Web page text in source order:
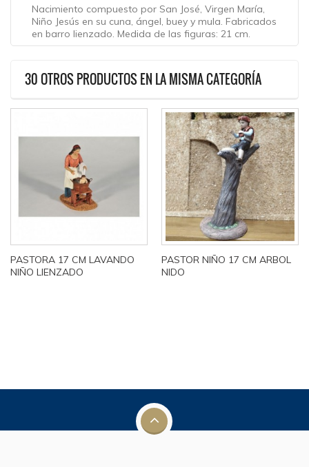
Nacimiento compuesto por San José, Virgen María,
Niño Jesús en su cuna, ángel, buey y mula. Fabricados
en barro lienzado. Medida de las figuras: 21 cm.
30 OTROS PRODUCTOS EN LA MISMA CATEGORÍA
PASTORA 17 CM LAVANDO
NIÑO LIENZADO
PASTOR NIÑO 17 CM ARBOL
NIDO